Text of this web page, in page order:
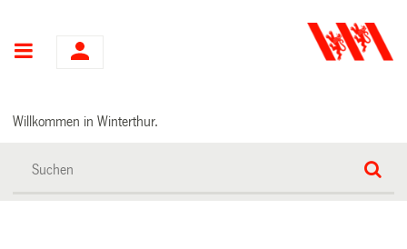
Hauptnavigation
Willkommen in Winterthur.